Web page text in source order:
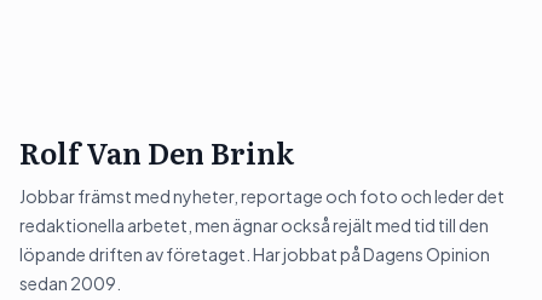
Rolf Van Den Brink
Jobbar främst med nyheter, reportage och foto och leder det
redaktionella arbetet, men ägnar också rejält med tid till den
löpande driften av företaget. Har jobbat på Dagens Opinion
sedan 2009.